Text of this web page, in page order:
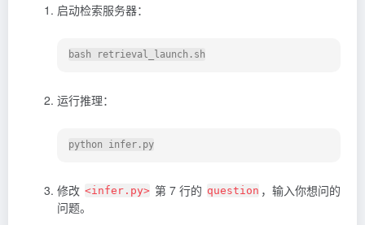
启动检索服务器：
运行推理：
修改 <infer.py> 第 7 行的 question ，输入你想问的
问题。